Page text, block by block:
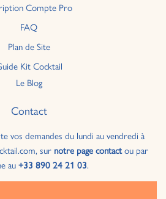
Compte Pro
FAQ
Plan de Site
Kit Cocktail
Le Blog
Contact
vos demandes du lundi au vendredi à
sur notre page contactou par
au+33 890 24 21 03.